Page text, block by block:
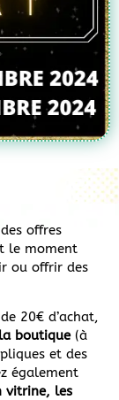
offres
le moment
ou offrir des
20€ d’achat,
boutique(à
et des
également
vitrine, les